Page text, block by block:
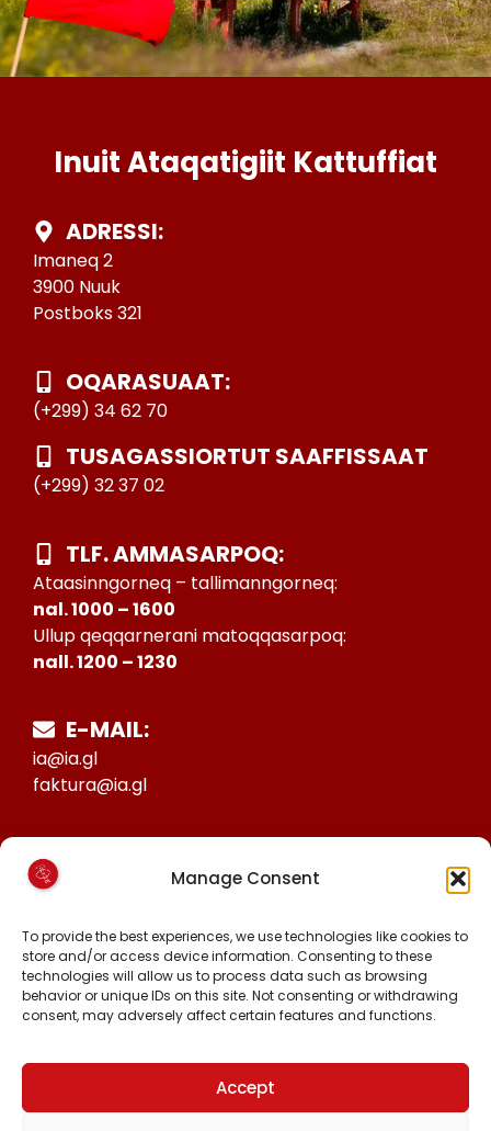
Manage Consent
To provide the best experiences, we use technologies like cookies to
store and/or access device information. Consenting to these
technologies will allow us to process data such as browsing
behavior or unique IDs on this site. Not consenting or withdrawing
consent, may adversely affect certain features and functions.
Accept
Inuit Ataqatigiit Kattuffiat
ADRESSI:
Imaneq 2
3900 Nuuk
Postboks 321
OQARASUAAT:
(+299) 34 62 70
TUSAGASSIORTUT SAAFFISSAAT
(+299) 32 37 02
TLF. AMMASARPOQ:
Ataasinngorneq – tallimanngorneq:
nal. 1000 – 1600
Ullup qeqqarnerani matoqqasarpoq:
nall. 1200 – 1230
E-MAIL:
ia@ia.gl
faktura@ia.gl
25027388
KONTO NR:
6471-1511626
MALINNAAVIGISIGUT
TIKTOK